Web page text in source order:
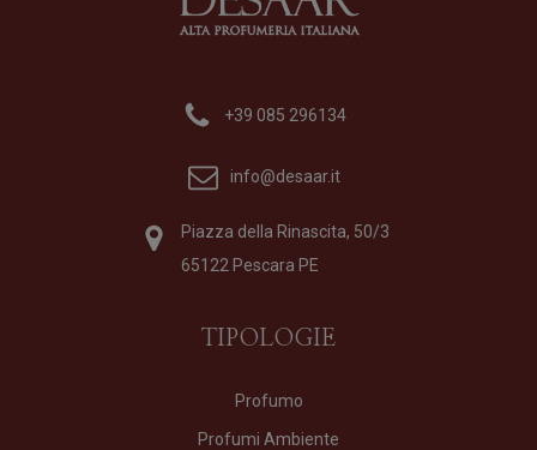
+39 085 296134
info@desaar.it
Piazza della Rinascita, 50/3
65122 Pescara PE
TIPOLOGIE
Profumo
Profumi Ambiente